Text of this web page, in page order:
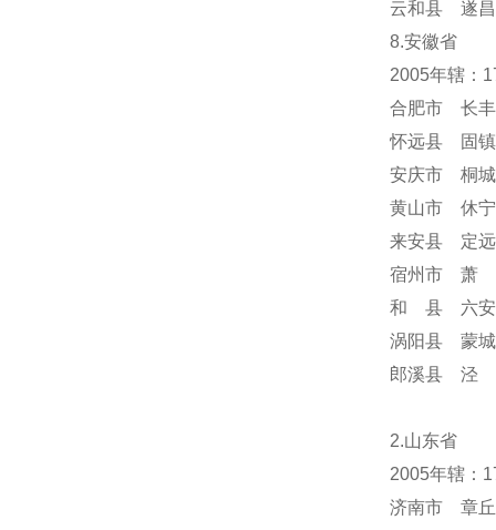
云和县 遂
8.安徽省
2005年辖：
合肥市 长
怀远县 固
安庆市 桐
黄山市 休
来安县 定
宿州市 萧
和 县 六
涡阳县 蒙
郎溪县 泾
2.山东省
2005年辖：
济南市 章